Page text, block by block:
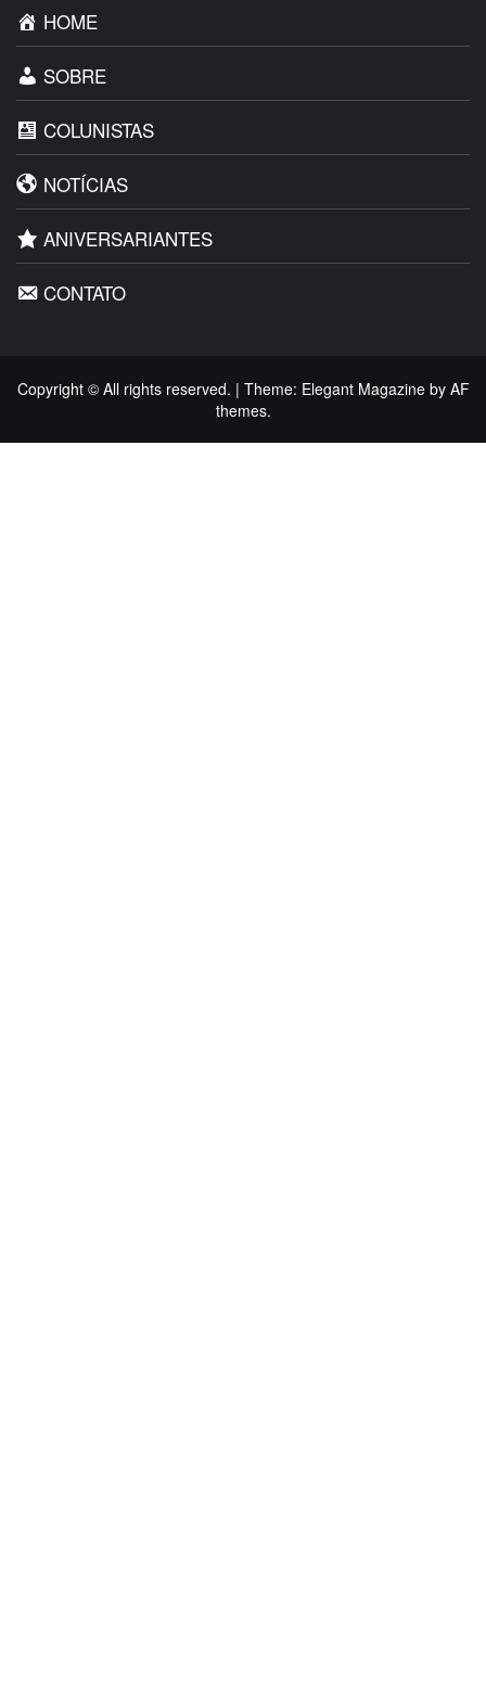
HOME
SOBRE
COLUNISTAS
NOTÍCIAS
ANIVERSARIANTES
CONTATO
Copyright © All rights reserved. | Theme: Elegant Magazineby AF
themes.